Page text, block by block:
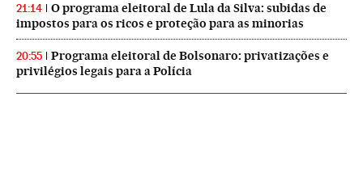
21:14
O programa eleitoral de Lula da Silva: subidas de
impostos para os ricos e proteção para as minorias
20:55
Programa eleitoral de Bolsonaro: privatizações e
privilégios legais para a Polícia